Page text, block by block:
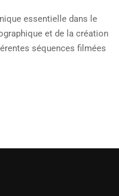
essentielle dans le
et de la création
séquences filmées